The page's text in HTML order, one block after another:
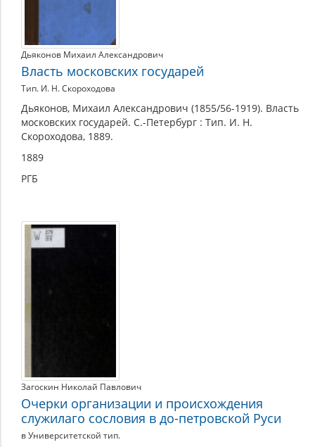
Дьяконов Михаил Александрович
Власть московских государей
Тип. И. Н. Скороходова
Дьяконов, Михаил Александрович (1855/56-1919). Власть
московских государей. С.-Петербург : Тип. И. Н.
Скороходова, 1889.
1889
РГБ
Загоскин Николай Павлович
Очерки организации и происхождения
служилаго сословия в до-петровской Руси
в Университетской тип.